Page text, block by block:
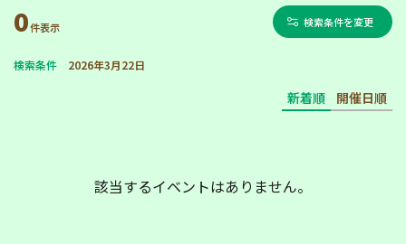
0件表示 検索条件を変更
検索条件 2026年3月22日
新着順 開催日順
該当するイベントはありません。